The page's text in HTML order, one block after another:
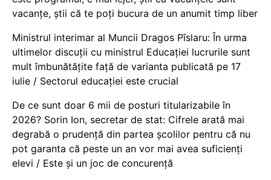
vacanţe, știi că te poți bucura de un anumit timp liber
Ministrul interimar al Muncii Dragos Pîslaru: În urma
ultimelor discuții cu ministrul Educației lucrurile sunt
mult îmbunătățite față de varianta publicată pe 17
iulie / Sectorul educației este crucial
De ce sunt doar 6 mii de posturi titularizabile în
2026? Sorin Ion, secretar de stat: Cifrele arată mai
degrabă o prudență din partea școlilor pentru că nu
pot garanta că peste un an vor mai avea suficienți
elevi / Este și un joc de concurență